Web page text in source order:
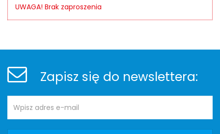
UWAGA! Brak zaproszenia
Newsletter
Zapisz się do newslettera:
Newsletter
e-
mail: